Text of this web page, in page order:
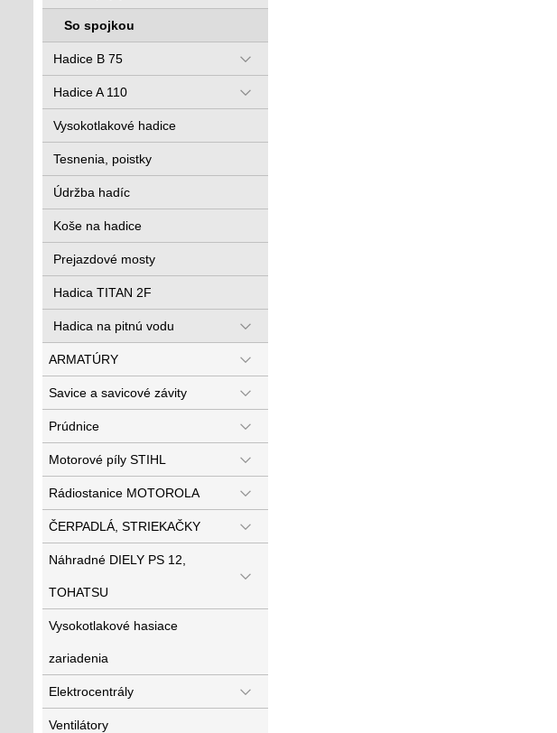
So spojkou
Hadice B 75
Hadice A 110
Vysokotlakové hadice
Tesnenia, poistky
Údržba hadíc
Koše na hadice
Prejazdové mosty
Hadica TITAN 2F
Hadica na pitnú vodu
ARMATÚRY
Savice a savicové závity
Prúdnice
Motorové píly STIHL
Rádiostanice MOTOROLA
ČERPADLÁ, STRIEKAČKY
Náhradné DIELY PS 12,
TOHATSU
Vysokotlakové hasiace
zariadenia
Elektrocentrály
Ventilátory